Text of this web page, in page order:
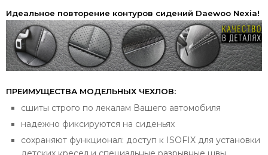
Идеальное повторение контуров сидений Daewoo Nexia!
ПРЕИМУЩЕСТВА МОДЕЛЬНЫХ ЧЕХЛОВ:
сшиты строго по лекалам Вашего автомобиля
надежно фиксируются на сиденьях
сохраняют функционал: доступ к ISOFIX для установки